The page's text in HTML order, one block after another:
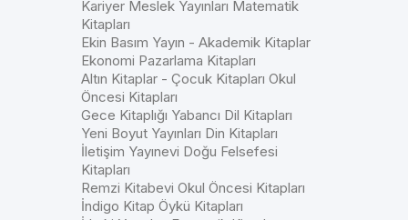
Kariyer Meslek Yayınları Matematik
Kitapları
Ekin Basım Yayın - Akademik Kitaplar
Ekonomi Pazarlama Kitapları
Altın Kitaplar - Çocuk Kitapları Okul
Öncesi Kitapları
Gece Kitaplığı Yabancı Dil Kitapları
Yeni Boyut Yayınları Din Kitapları
İletişim Yayınevi Doğu Felsefesi
Kitapları
Remzi Kitabevi Okul Öncesi Kitapları
İndigo Kitap Öykü Kitapları